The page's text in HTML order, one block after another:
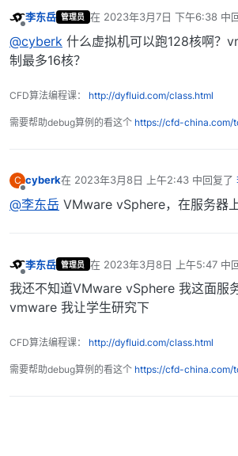
李东岳 管理员 在 2023年3月7日 下午6:38中
最后由 编辑
@cyberk 什么虚拟机可以跑128核啊？
制最多16核？
CFD算法编程课： http://dyfluid.com/class.html
需要帮助debug算例的看这个 https://cfd-china.com/
C cyberk在 2023年3月8日 上午2:43 中回复了
最后由 编辑
@李东岳 VMware vSphere，在服务器
李东岳 管理员 在 2023年3月8日 上午5:47中
最后由 编辑
我还不知道VMware vSphere 我这面服
vmware 我让学生研究下
CFD算法编程课： http://dyfluid.com/class.html
需要帮助debug算例的看这个 https://cfd-china.com/